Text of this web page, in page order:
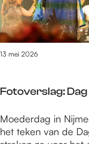
a
n
1
6
r
s
u
l
Fotoverslag:
13 mei 2026
F
o
Moederdag in
het teken van de